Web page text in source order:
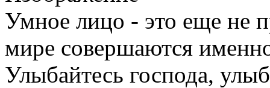
Умное лицо - это еще не
мире совершаются
Улыбайтесь господа,